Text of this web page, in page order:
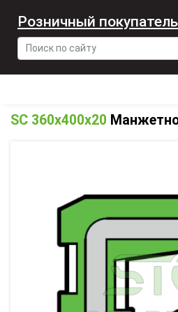
Розничный покупатель
SC 360x400x20